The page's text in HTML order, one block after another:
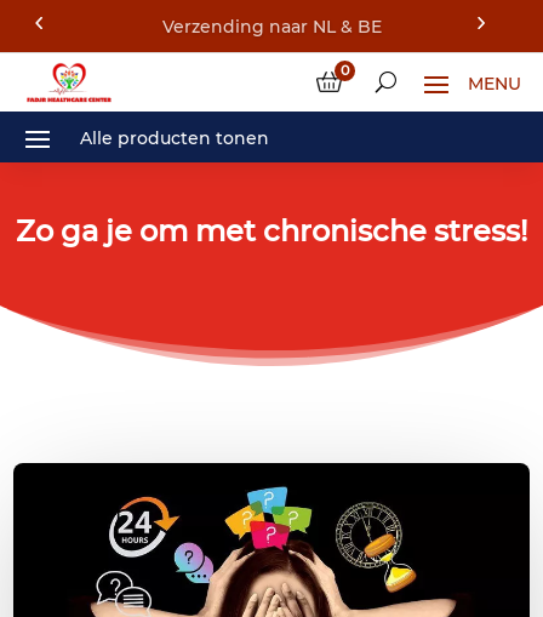
Verzending naar NL & BE
0
Zo ga je om met chronische stress!